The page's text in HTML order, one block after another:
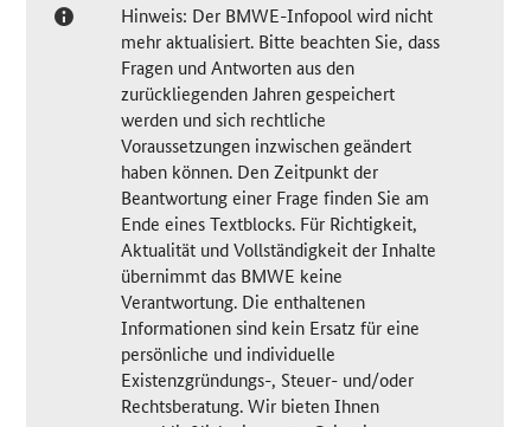
Hinweis: Der BMWE-Infopool wird nicht
mehr aktualisiert. Bitte beachten Sie, dass
Fragen und Antworten aus den
zurückliegenden Jahren gespeichert
werden und sich rechtliche
Voraussetzungen inzwischen geändert
haben können. Den Zeitpunkt der
Beantwortung einer Frage finden Sie am
Ende eines Textblocks. Für Richtigkeit,
Aktualität und Vollständigkeit der Inhalte
übernimmt das BMWE keine
Verantwortung. Die enthaltenen
Informationen sind kein Ersatz für eine
persönliche und individuelle
Existenzgründungs-, Steuer- und/oder
Rechtsberatung. Wir bieten Ihnen